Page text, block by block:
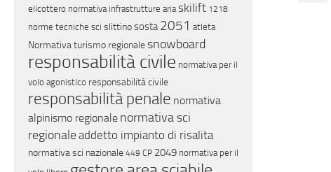
elicottero normativa infrastrutture aria skilift 1218
norme tecniche sci slittinososta 2051 atleta
Normativa turismo regionale snowboard
responsabilità civile normativa per il
volo agonistico responsabilitá civile
responsabilità penale normativa
alpinismo regionale normativa sci
regionaleaddetto impianto di risalita
normativa sci nazionale 449 CP 2049 normativa per il